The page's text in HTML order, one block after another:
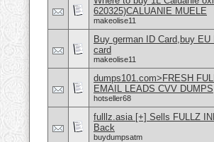
620325)CALUANIE MUELE
makeolise11
Buy german ID Card,buy
card
makeolise11
dumps101.com>FRESH
EMAIL LEADS CVV DUMPS
hotseller68
fulllz.asia [+] Sells FULLZ
Back
buydumpsatm